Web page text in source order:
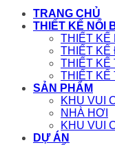
TRANG CHỦ
THIẾT KẾ NỔI
THIẾT KẾ
THIẾT KẾ
THIẾT KẾ
THIẾT KẾ
SẢN PHẨM
KHU VUI
NHÀ HƠI
KHU VUI
DỰ ÁN